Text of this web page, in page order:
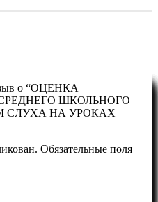
о “ОЦЕНКА
ШКОЛЬНОГО
СЛУХА НА УРОКАХ
Обязательные поля